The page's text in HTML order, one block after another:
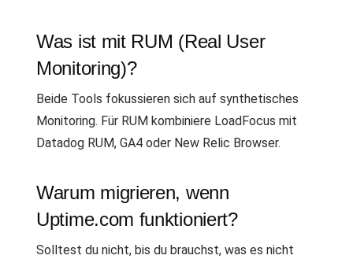
Was ist mit RUM (Real User
Monitoring)?
Beide Tools fokussieren sich auf synthetisches
Monitoring. Für RUM kombiniere LoadFocus mit
Datadog RUM, GA4 oder New Relic Browser.
Warum migrieren, wenn
Uptime.com funktioniert?
Solltest du nicht, bis du brauchst, was es nicht